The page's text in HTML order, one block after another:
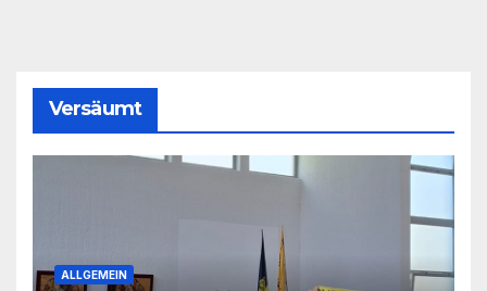
Versäumt
ALLGEMEIN